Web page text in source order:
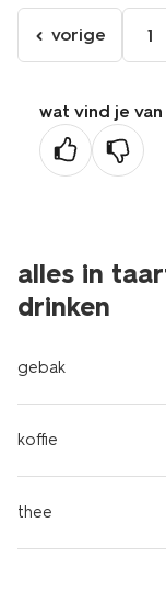
ga
naar
vorige
pagina
vorige 1
wat vind je
alles in
drinken
gebak
koffie
thee